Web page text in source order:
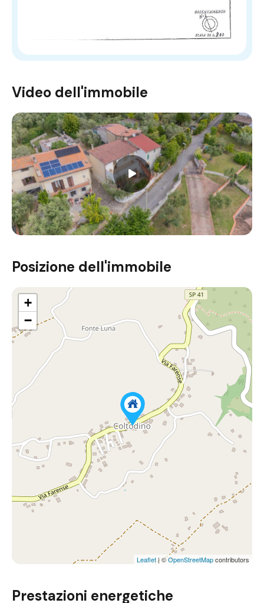
Video dell'immobile
Posizione dell'immobile
+
−
Leaflet| ©OpenStreetMapcontributors
Prestazioni energetiche